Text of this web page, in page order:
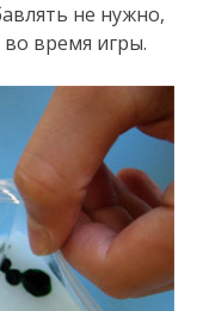
не нужно,
во время игры.